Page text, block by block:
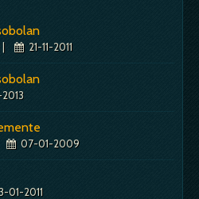
| 21-11-2011
07-01-2009
01-2011